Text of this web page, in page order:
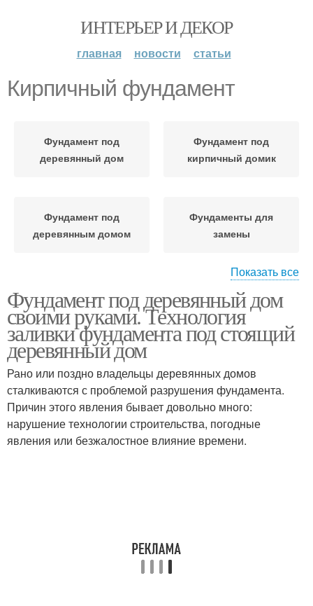
ИНТЕРЬЕР И ДЕКОР
главная новости статьи
Кирпичный фундамент
Фундамент под
деревянный дом
Фундамент под
кирпичный домик
Фундамент под
деревянным домом
Фундаменты для
замены
срубовой дом
Фундамент под
деревянный сруб
Свайный фундамент Фундамент под сруб
Показать все
Фундамент под деревянный дом
своими руками. Технология
заливки фундамента под стоящий
деревянный дом
Рано или поздно владельцы деревянных домов
сталкиваются с проблемой разрушения фундамента.
Причин этого явления бывает довольно много:
нарушение технологии строительства, погодные
явления или безжалостное влияние времени.